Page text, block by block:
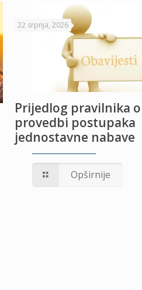
22 srpnja, 2026
Prijedlog pravilnika o
provedbi postupaka
jednostavne nabave
Opširnije